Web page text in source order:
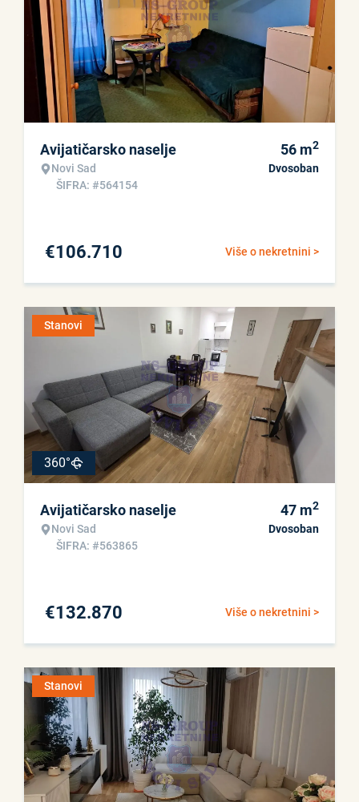
Avijatičarsko naselje
Novi Sad
ŠIFRA: #564154
56 m2
Dvosoban
Više o nekretnini >
€106.710
Stanovi
360°
Avijatičarsko naselje
Novi Sad
ŠIFRA: #563865
47 m2
Dvosoban
Više o nekretnini >
€132.870
Stanovi